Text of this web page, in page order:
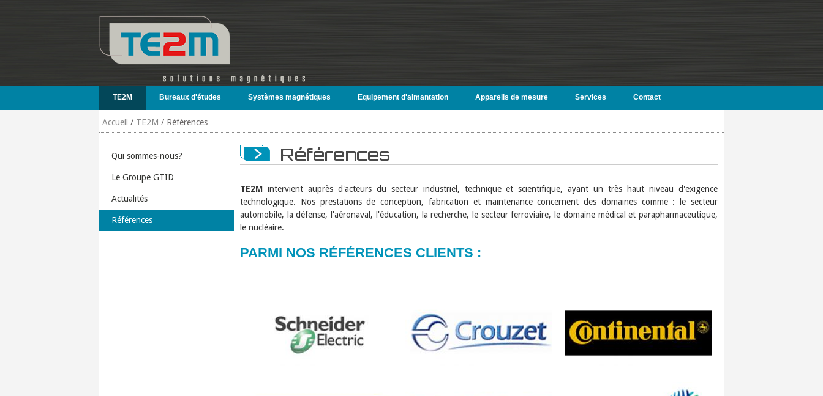
TE2M Bureaux d'études Systèmes magnétiques Equipement d'aimantation Appareils de mesure Services Contact
Accueil / TE2M / Références
Qui sommes-nous?
Le Groupe GTID
Actualités
Références
Références
TE2M intervient auprès d'acteurs du secteur industriel, technique et scientifique, ayant un très haut niveau d'exigence
technologique. Nos prestations de conception, fabrication et maintenance concernent des domaines comme : le secteur
automobile, la défense, l'aéronaval, l'éducation, la recherche, le secteur ferroviaire, le domaine médical et parapharmaceutique,
le nucléaire.
PARMI NOS RÉFÉRENCES CLIENTS :